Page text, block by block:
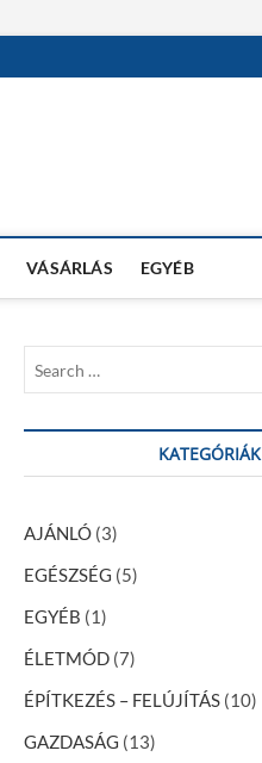
VÁSÁRLÁS EGYÉB
KATEGÓRIÁK
AJÁNLÓ (3)
EGÉSZSÉG (5)
EGYÉB (1)
ÉLETMÓD (7)
ÉPÍTKEZÉS – FELÚJÍTÁS (10)
GAZDASÁG (13)